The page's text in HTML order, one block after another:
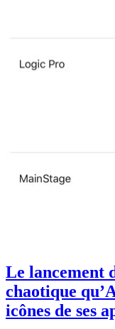
Le lancement
chaotique
icônes de ses